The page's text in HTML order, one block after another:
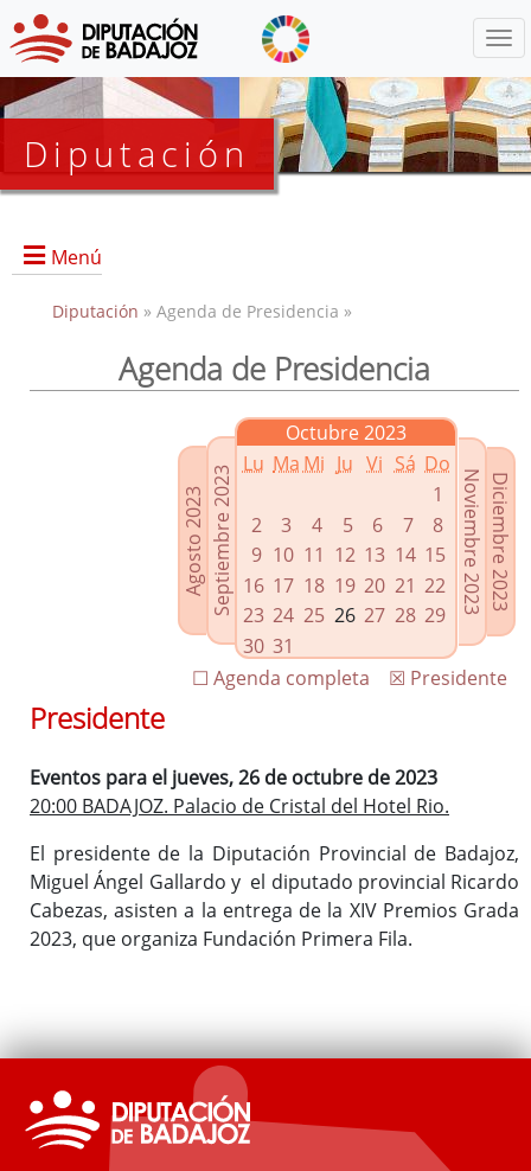
Diputación
Menú
Presidencia
Enlaces relacionados
Agenda de Presidencia
Plenos provinciales y Juntas de gobierno
Oficina de Proyectos Europeos
Diputación » Agenda de Presidencia »
Agenda de Presidencia
Agosto 2023Septiembre 2023
Octubre 2023
Lu Ma Mi Ju Vi Sá Do
1
2
3 4 5 6 7
8
9 10 11 12 13 14 15
16 17 18 19 20 21 22
23 24 25 26 27 28 29
30 31
Diciembre 2023
Noviembre 2023
☒ Presidente
☐ Agenda completa
Presidente
Eventos para el jueves, 26 de octubre de 2023
20:00 BADAJOZ. Palacio de Cristal del Hotel Rio.
El presidente de la Diputación Provincial de Badajoz,
Miguel Ángel Gallardo y el diputado provincial Ricardo
Cabezas, asisten a la entrega de la XIV Premios Grada
2023, que organiza Fundación Primera Fila.